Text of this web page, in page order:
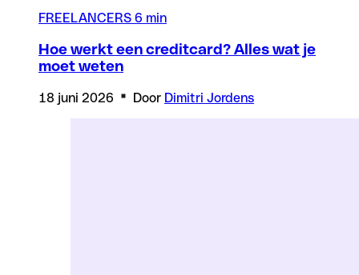
FREELANCERS 6 min
Hoe werkt een creditcard? Alles wat je
moet weten
18 juni 2026 Door Dimitri Jordens